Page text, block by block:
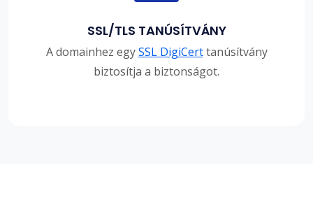
SSL/TLS TANÚSÍTVÁNY
A domainhez egySSL DigiCerttanúsítvány
biztosítja a biztonságot.